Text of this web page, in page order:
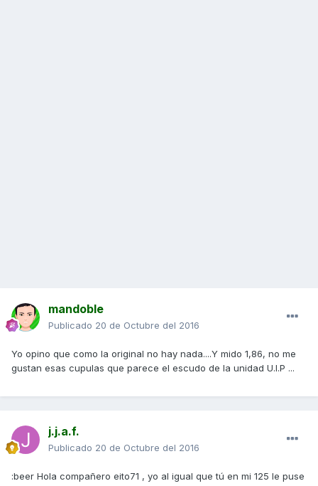
mandoble
Publicado 20 de Octubre del 2016
Yo opino que como la original no hay nada....Y mido 1,86, no me
gustan esas cupulas que parece el escudo de la unidad U.I.P ...
j.j.a.f.
Publicado 20 de Octubre del 2016
:beer Hola compañero eito71 , yo al igual que tú en mi 125 le puse